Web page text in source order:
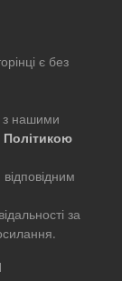
є без
з нашими
Політикою
за